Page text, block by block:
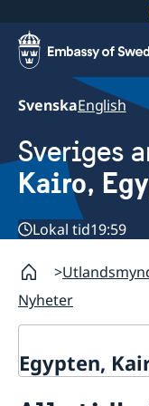
SvenskaEnglish
Sveriges
Kairo,
Lokal tid19:59
Nyheter
Egypten,